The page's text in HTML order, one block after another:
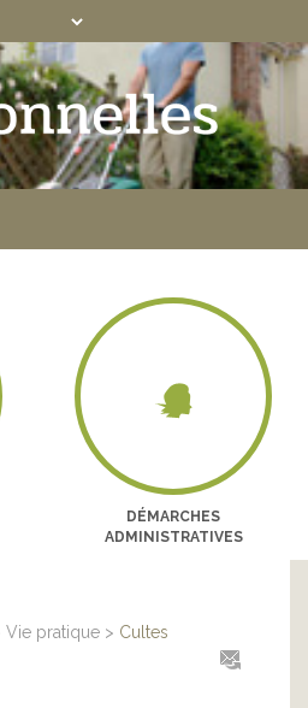
DÉMARCHES
ADMINISTRATIVES
Vie pratique > Cultes